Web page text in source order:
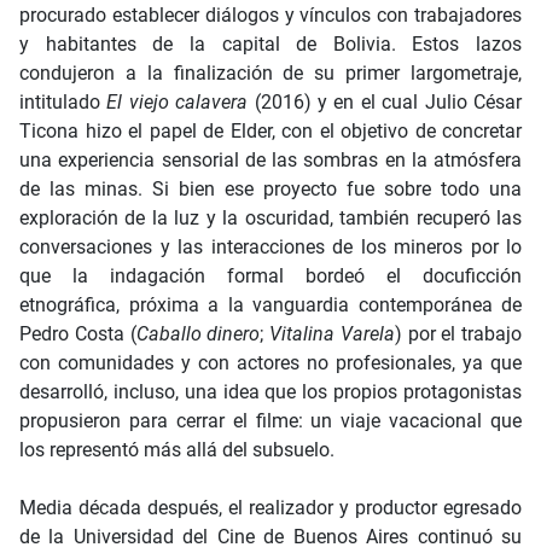
procurado establecer diálogos y vínculos con trabajadores
y habitantes de la capital de Bolivia. Estos lazos
condujeron a la finalización de su primer largometraje,
intituladoEl viejo calavera (2016) y en el cual Julio César
Ticona hizo el papel de Elder, con el objetivo de concretar
una experiencia sensorial de las sombras en la atmósfera
de las minas. Si bien ese proyecto fue sobre todo una
exploración de la luz y la oscuridad, también recuperó las
conversaciones y las interacciones de los mineros por lo
que la indagación formal bordeó el docuficción
etnográfica, próxima a la vanguardia contemporánea de
Pedro Costa (Caballo dinero; Vitalina Varela) por el trabajo
con comunidades y con actores no profesionales, ya que
desarrolló, incluso, una idea que los propios protagonistas
propusieron para cerrar el filme: un viaje vacacional que
los representó más allá del subsuelo.
Media década después, el realizador y productor egresado
de la Universidad del Cine de Buenos Aires continuó su